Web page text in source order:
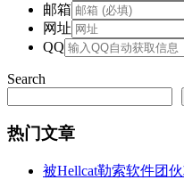
邮箱
网址
QQ
Search
热门文章
被Hellcat勒索软件团